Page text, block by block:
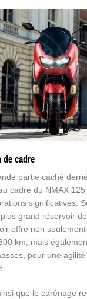
de cadre
partie caché
cadre du NMAX
significatives.
grand réservoir
offre non
km, mais
pour une
que le carénage